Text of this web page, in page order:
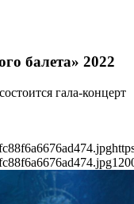
балета» 2022
гала-концерт